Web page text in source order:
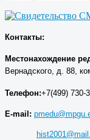
Контакты:
Местонахождение р
Вернадского, д. 88,
Телефон:+7(499) 730-
E-mail: